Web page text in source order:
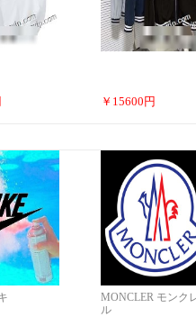
￥ 15600 円
MONCLER モンク
ル